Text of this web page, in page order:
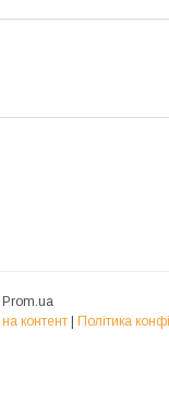
Prom.ua
контент | Політика